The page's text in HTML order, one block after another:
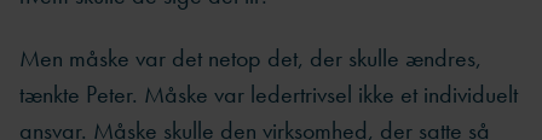
Men måske var det netop det, der skulle ændres,
tænkte Peter. Måske var ledertrivsel ikke et individuelt
ansvar. Måske skulle den virksomhed, der satte så